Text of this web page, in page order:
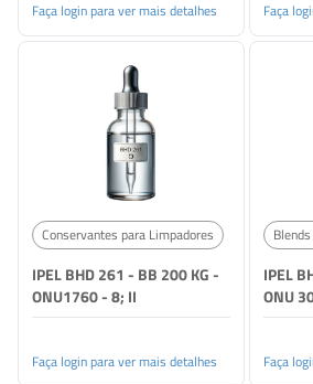
Faça login para ver mais detalhes Faça
Conservantes para Limpadores
IPEL BHD 261 - BB 200 KG -
ONU1760 - 8; II
Faça login para ver mais detalhes
IPEL
ONU
Faça